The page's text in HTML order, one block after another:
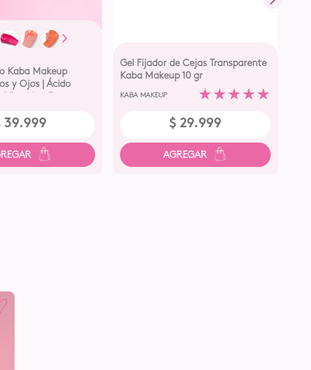
Kaba Makeup
y Ojos | Ácido
39.999
Gel Fijador de Cejas Transparente
Kaba Makeup 10 gr
KABA MAKEUP ★ ★ ★ ★ ★
$ 29.999